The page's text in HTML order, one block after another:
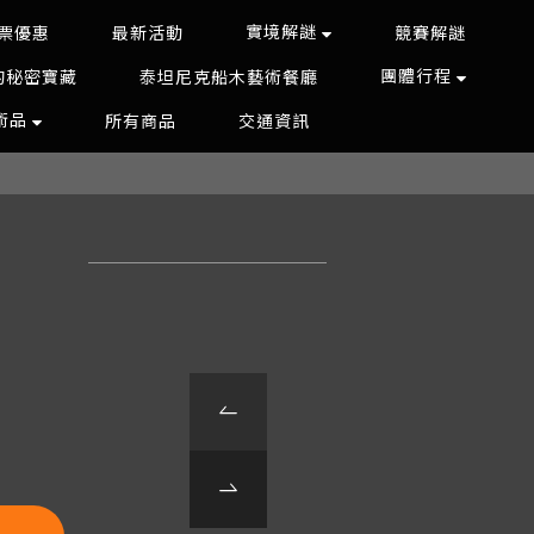
優惠 最新活動 實境解謎 競賽解謎
秘密寶藏 泰坦尼克船木藝術餐廳 團體行程
品 所有商品 交通資訊